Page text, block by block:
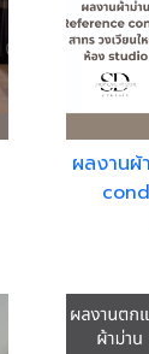
ผลงานผ้